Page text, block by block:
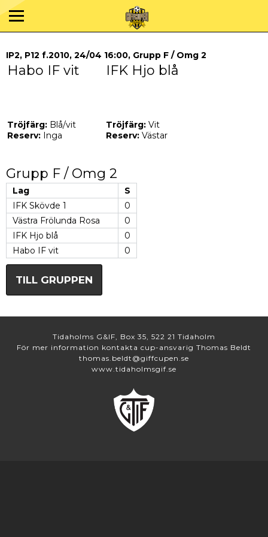
IP2, P12 f.2010, 24/04 16:00, Grupp F / Omg 2
Habo IF vit IFK Hjo blå
Tröjfärg: Blå/vit
Reserv: Inga
Tröjfärg: Vit
Reserv: Västar
Grupp F / Omg 2
Lag
S
IFK Skövde 1
0
Västra Frölunda Rosa
0
IFK Hjo blå
0
Habo IF vit
0
TILL GRUPPEN
Tidaholms G&IF, Box 35, 522 21 Tidaholm
För mer information kontakta cup-ansvarig Thomas Beldt
thomas.beldt@giffcupen.se
www.tidaholmsgif.se